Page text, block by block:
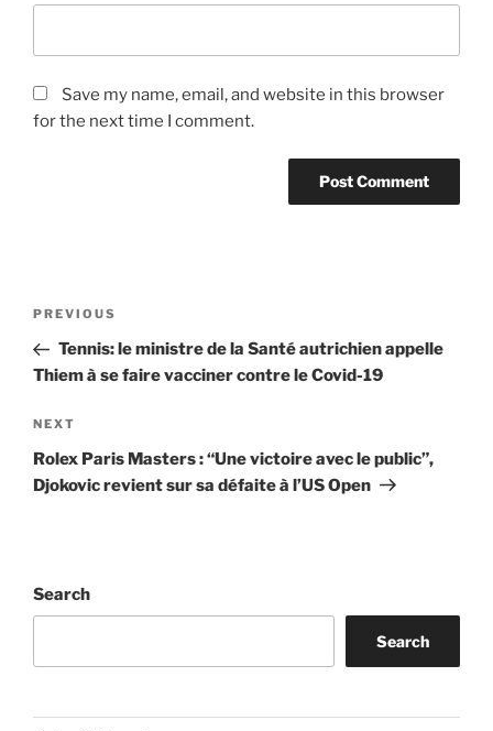
Save my name, email, and website in this browser
for the next time I comment.
Previous
Post
PREVIOUS
Tennis: le ministre de la Santé autrichien appelle
Thiem à se faire vacciner contre le Covid-19
Next
Post
NEXT
Rolex Paris Masters : “Une victoire avec le public”,
Djokovic revient sur sa défaite à l’US Open
Search
Search